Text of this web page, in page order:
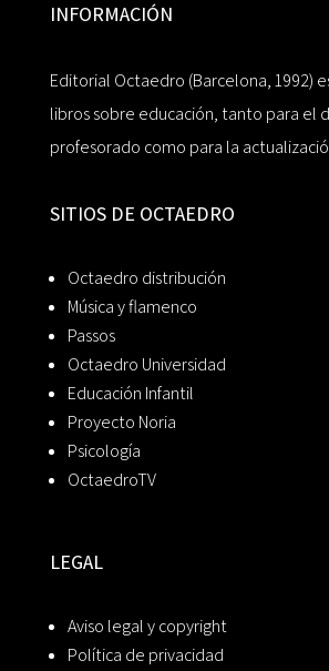
INFORMACIÓN
Editorial Octaedro (Barcelona, 1992)
libros sobre educación, tanto para el
profesorado como para la
SITIOS DE OCTAEDRO
Octaedro distribución
Música y flamenco
Passos
Octaedro Universidad
Educación Infantil
Proyecto Noria
Psicología
OctaedroTV
LEGAL
Aviso legal y copyright
Política de privacidad